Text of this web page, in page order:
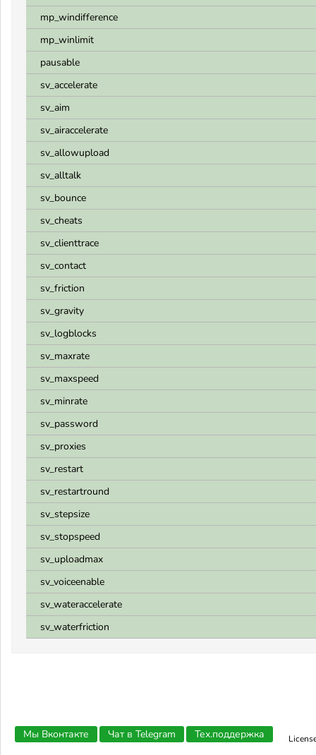
mp_windifference
mp_winlimit
pausable
sv_accelerate
sv_aim
sv_airaccelerate
sv_allowupload
sv_alltalk
sv_bounce
sv_cheats
sv_clienttrace
sv_contact
sv_friction
sv_gravity
sv_logblocks
sv_maxrate
sv_maxspeed
sv_minrate
sv_password
sv_proxies
sv_restart
sv_restartround
sv_stepsize
sv_stopspeed
sv_uploadmax
sv_voiceenable
sv_wateraccelerate
sv_waterfriction
Мы Вконтакте Чат в Telegram Тех.поддержка